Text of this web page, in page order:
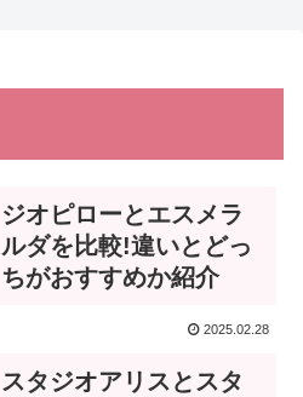
ジオピローとエスメラ
ルダを比較!違いとどっ
ちがおすすめか紹介
2025.02.28
スタジオアリスとスタ